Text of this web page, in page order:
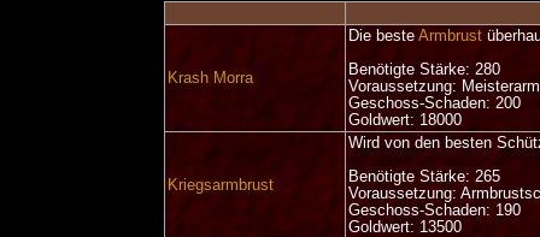
Krash Morra
Die besteArmbrust
Benötigte Stärke: 280
Voraussetzung:
Geschoss-Schaden: 200
Goldwert: 18000
Kriegsarmbrust
Wird von den besten
Benötigte Stärke: 265
Voraussetzung:
Geschoss-Schaden: 190
Goldwert: 13500